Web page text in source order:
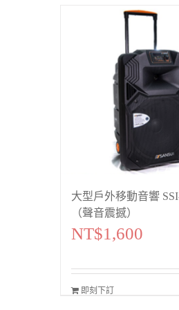
大型戶外移動音響
（聲音震撼）
NT$1,600
即刻下訂